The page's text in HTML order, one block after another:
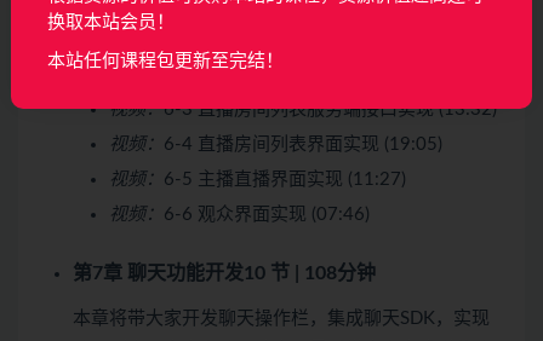
视频：
6-2 服务端接口代码优化-2 (02:42)
视频：6-3 直播房间列表服务端接口实现 (13:32)
视频： 6-4 直播房间列表界面实现 (19:05)
视频： 6-5 主播直播界面实现 (11:27)
视频： 6-6 观众界面实现 (07:46)
第7章 聊天功能开发10 节 | 108分钟
本章将带大家开发聊天操作栏，集成聊天SDK，实现
换取本站会员！
本站任何课程包更新至完结！